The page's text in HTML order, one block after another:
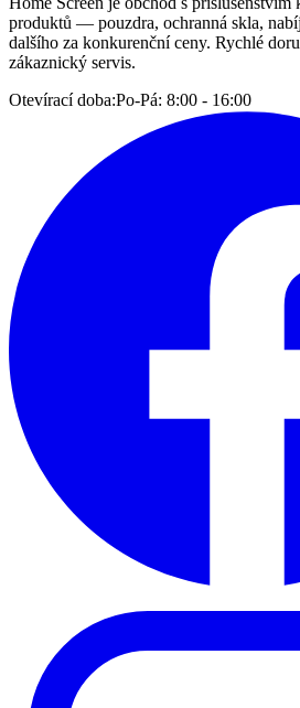
produktů — pouzdra, ochranná skla,
dalšího za konkurenční ceny. Rychlé
zákaznický servis.
Otevírací doba:Po-Pá: 8:00 - 16:00